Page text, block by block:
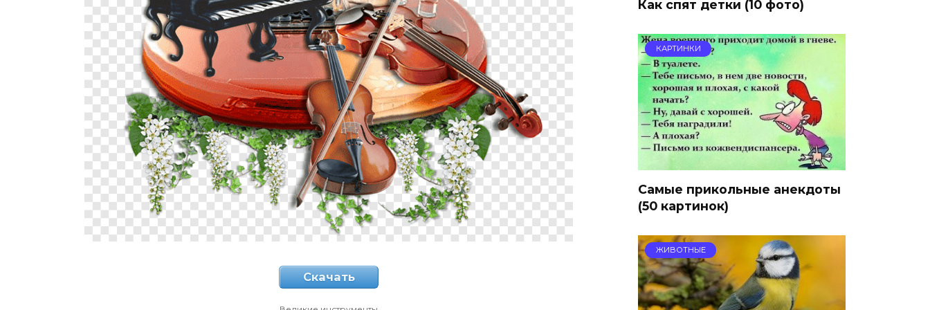
Скачать
Как спят детки (10 фото)
КАРТИНКИ
Самые прикольные анекдоты
(50 картинок)
ЖИВОТНЫЕ